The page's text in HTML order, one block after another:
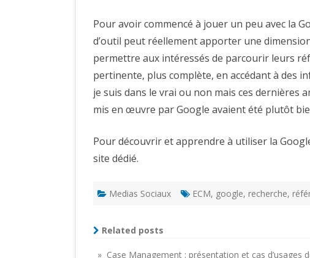
Pour avoir commencé à jouer un peu avec la
d’outil peut réellement apporter une
permettre aux intéressés de parcourir leurs
pertinente, plus complète, en accédant à des
je suis dans le vrai ou non mais ces dernières
mis en œuvre par Google avaient été plutôt
Pour découvrir et apprendre à utiliser la
site dédié.
Medias Sociaux ECM, google, recherche,
Related posts
» Case Management : présentation et cas d’usages